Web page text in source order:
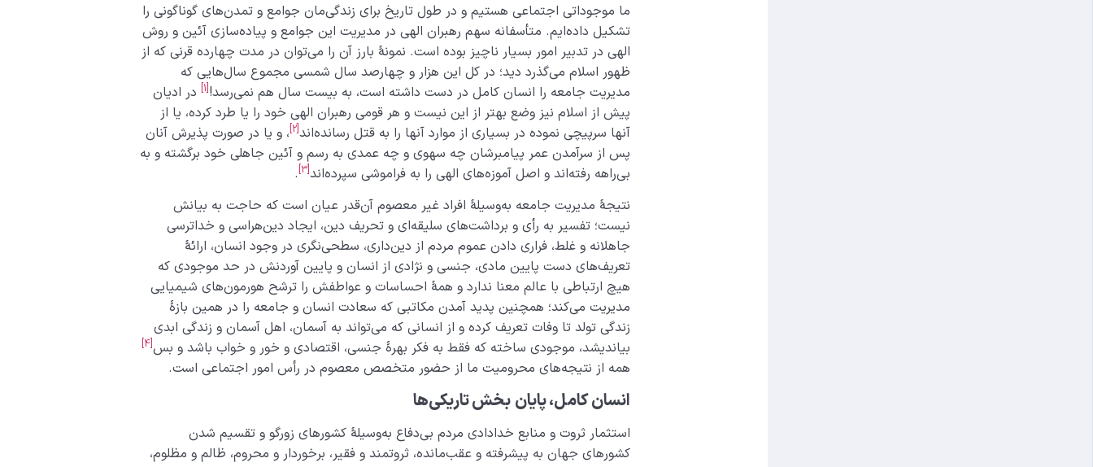
ما موجوداتی اجتماعی هستیم و در طول تاریخ برای زندگی‌مان جوامع و تمدن‌های گوناگونی را
تشکیل داده‌ایم. متأسفانه سهم رهبران الهی در مدیریت این جوامع و پیاده‌سازی آئین و روش
الهی در تدبیر امور بسیار ناچیز بوده است. نمونۀ بارز آن را می‌توان در مدت چهارده قرنی که از
ظهور اسلام می‌گذرد دید؛ در کل این هزار و چهارصد سال شمسی مجموع سال‌هایی که
مدیریت جامعه را انسان کامل در دست داشته است، به بیست سال هم نمی‌رسد![1]
در ادیان
پیش از اسلام نیز وضع بهتر از این نیست و هر قومی رهبران الهی خود را یا طرد کرده، یا از
آنها سرپیچی نموده در بسیاری از موارد آنها را به قتل رسانده‌اند[2] ، و یا در صورت پذیرش آنان
پس از سرآمدن عمر پیامبرشان چه سهوی و چه عمدی به رسم و آئین جاهلی خود برگشته و به
بی‌راهه رفته‌اند و اصل آموزه‌های الهی را به فراموشی سپرده‌اند[3]
.
نتیجۀ مدیریت جامعه به‌وسیلۀ افراد غیر معصوم آن‌قدر عیان است که حاجت به بیانش
نیست؛ تفسیر به رأی و برداشت‌های سلیقه‌ای و تحریف دین، ایجاد دین‌هراسی و خداترسی
جاهلانه و غلط، فراری دادن عموم مردم از دین‌داری، سطحی‌نگری در وجود انسان، ارائۀ
تعریف‌های دست پایین مادی، جنسی و نژادی از انسان و پایین آوردنش در حد موجودی که
هیچ ارتباطی با عالم معنا ندارد و همۀ احساسات و عواطفش را ترشح هورمون‌های شیمیایی
مدیریت می‌کند؛ همچنین پدید آمدن مکاتبی که سعادت انسان و جامعه را در همین بازۀ
زندگی تولد تا وفات تعریف کرده و از انسانی که می‌تواند به آسمان، اهل آسمان و زندگی ابدی
بیاندیشد، موجودی ساخته که فقط به فکر بهرۀ جنسی، اقتصادی و خور و خواب باشد و بس[4]
همه از نتیجه‌های محرومیت ما از حضور متخصص معصوم در رأس امور اجتماعی است.
انسان کامل، پایان بخش تاریکی‌ها
استثمار ثروت و منابع خدادادی مردم بی‌دفاع به‌وسیلۀ کشورهای زورگو و تقسیم شدن
کشورهای جهان به پیشرفته و عقب‌مانده، ثروتمند و فقیر، برخوردار و محروم، ظالم و مظلوم،